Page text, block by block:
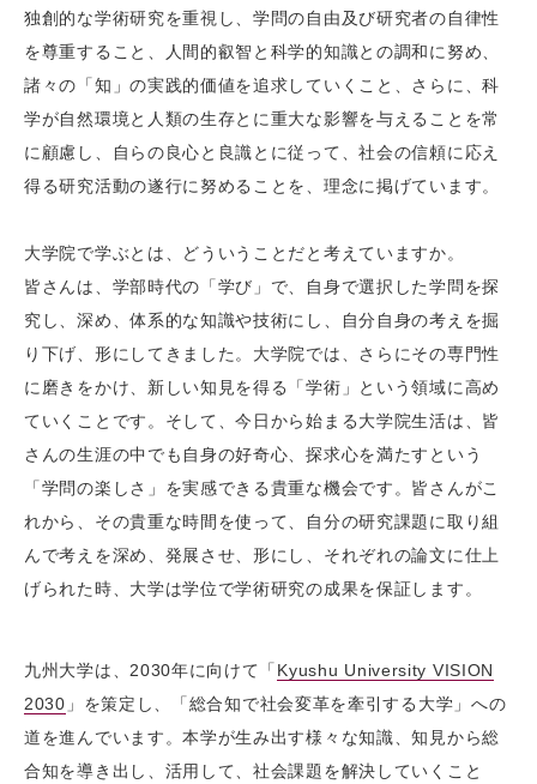
独創的な学術研究を重視し、学問の自由及び研究者の自律性
を尊重すること、人間的叡智と科学的知識との調和に努め、
諸々の「知」の実践的価値を追求していくこと、さらに、科
学が自然環境と人類の生存とに重大な影響を与えることを常
に顧慮し、自らの良心と良識とに従って、社会の信頼に応え
得る研究活動の遂行に努めることを、理念に掲げています。
大学院で学ぶとは、どういうことだと考えていますか。
皆さんは、学部時代の「学び」で、自身で選択した学問を探
究し、深め、体系的な知識や技術にし、自分自身の考えを掘
り下げ、形にしてきました。大学院では、さらにその専門性
に磨きをかけ、新しい知見を得る「学術」という領域に高め
ていくことです。そして、今日から始まる大学院生活は、皆
さんの生涯の中でも自身の好奇心、探求心を満たすという
「学問の楽しさ」を実感できる貴重な機会です。皆さんがこ
れから、その貴重な時間を使って、自分の研究課題に取り組
んで考えを深め、発展させ、形にし、それぞれの論文に仕上
げられた時、大学は学位で学術研究の成果を保証します。
九州大学は、2030年に向けて「 Kyushu University VISION
2030 」を策定し、「総合知で社会変革を牽引する大学」への
道を進んでいます。本学が生み出す様々な知識、知見から総
合知を導き出し、活用して、社会課題を解決していくこと